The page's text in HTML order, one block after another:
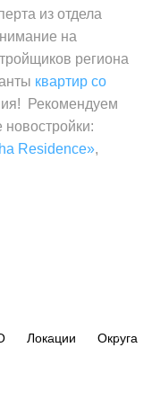
из отдела
на
региона
квартир со
Рекомендуем
Residence»,
Локации Округа